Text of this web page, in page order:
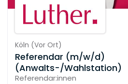
Köln (Vor Ort)
Referendar (m/w/d)
(Anwalts-/Wahlstation)
Referendar:innen